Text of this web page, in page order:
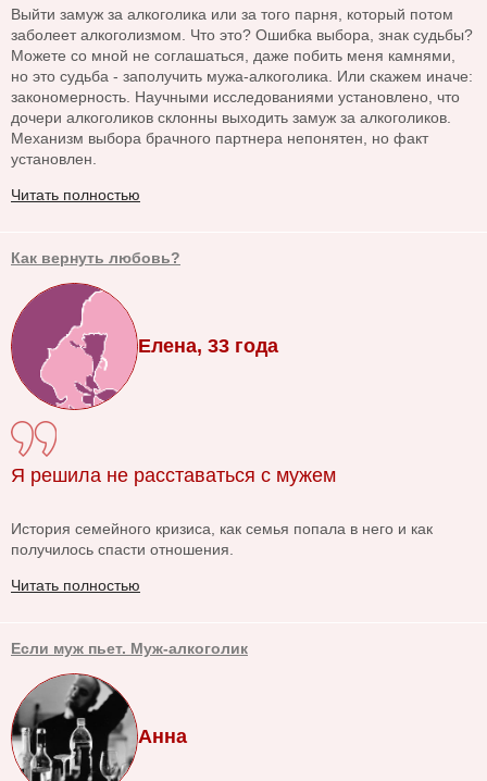
Выйти замуж за алкоголика или за того парня, который потом
заболеет алкоголизмом. Что это? Ошибка выбора, знак судьбы?
Можете со мной не соглашаться, даже побить меня камнями,
но это судьба - заполучить мужа-алкоголика. Или скажем иначе:
закономерность. Научными исследованиями установлено, что
дочери алкоголиков склонны выходить замуж за алкоголиков.
Механизм выбора брачного партнера непонятен, но факт
установлен.
Читать полностью
Как вернуть любовь?
Елена, 33 года
Я решила не расставаться с мужем
История семейного кризиса, как семья попала в него и как
получилось спасти отношения.
Читать полностью
Если муж пьет. Муж-алкоголик
Анна